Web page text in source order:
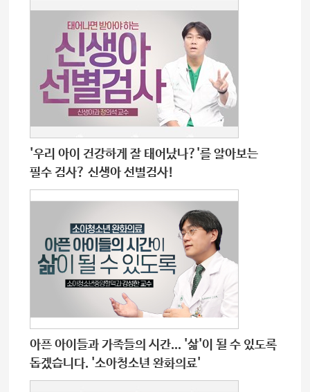
'우리 아이 건강하게 잘 태어났나?'를 알아보는
필수 검사? 신생아 선별검사!
아픈 아이들과 가족들의 시간... '삶'이 될 수 있도록
돕겠습니다. '소아청소년 완화의료'